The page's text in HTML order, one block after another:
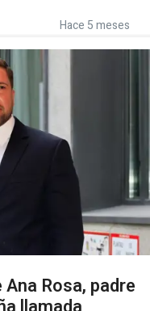
Hace 5 meses
Rosa, padre